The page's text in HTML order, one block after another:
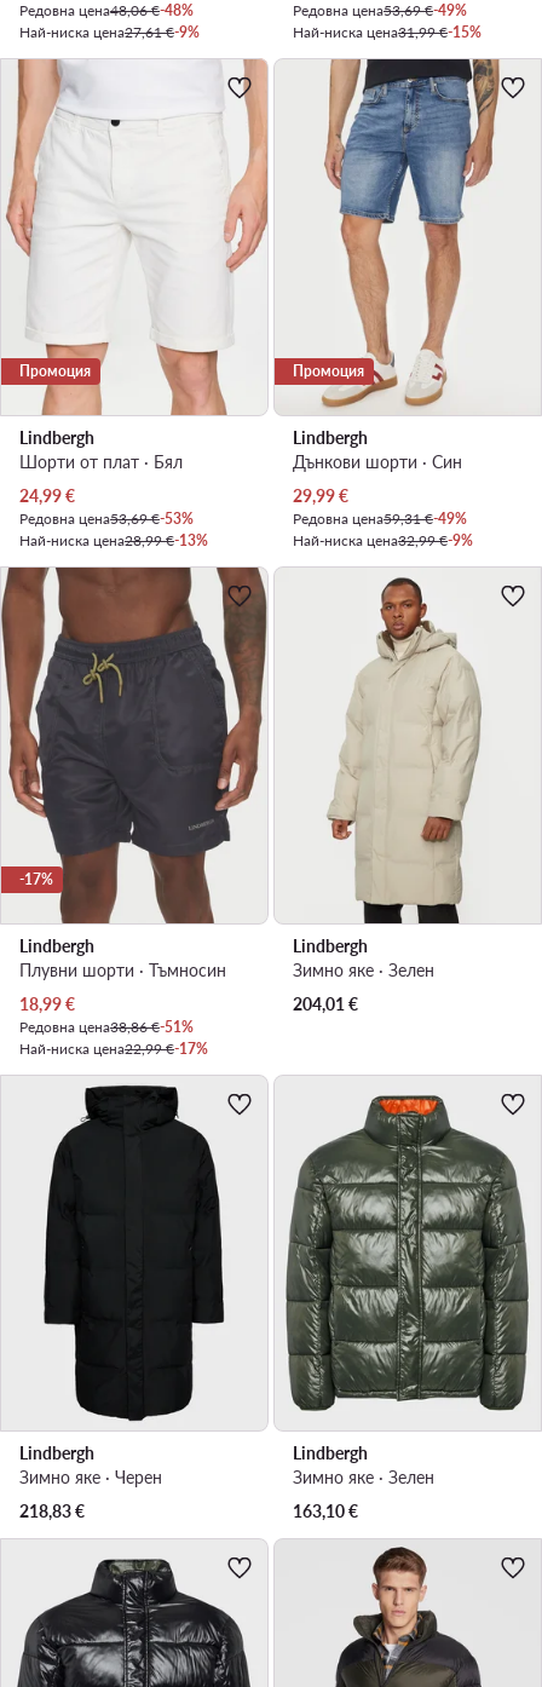
Редовна цена48,06 €-48%
Най-ниска цена27,61 €-9%
Редовна цена53,69 €-49%
Най-ниска цена31,99 €-15%
Промоция
Lindbergh
Шорти от плат · Бял
Актуална цена
24,99€
Редовна цена53,69 €-53%
Най-ниска цена28,99 €-13%
Промоция
Lindbergh
Дънкови шорти · Син
Актуална цена
29,99€
Редовна цена59,31 €-49%
Най-ниска цена32,99 €-9%
-17%
Lindbergh
Плувни шорти · Тъмносин
Актуална цена
18,99€
Редовна цена38,86 €-51%
Най-ниска цена22,99 €-17%
Lindbergh
Зимно яке · Зелен
204,01 €
Lindbergh
Зимно яке · Черен
218,83€
Lindbergh
Зимно яке · Зелен
163,10€